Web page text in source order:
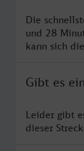
Die
und 28
kann sich
Gibt es
Leider gibt
dieser